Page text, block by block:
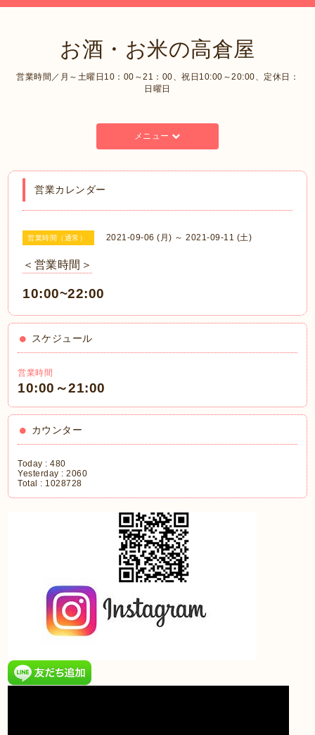
お酒・お米の高倉屋
営業時間／月～土曜日10：00～21：00、祝日10:00～20:00、定休日：
日曜日
メニュー
営業カレンダー
営業時間（通常） 2021-09-06 (月) ～ 2021-09-11 (土)
＜営業時間＞
10:00~22:00
スケジュール
営業時間
10:00～21:00
カウンター
Today :480
Yesterday :2060
Total : 1028728